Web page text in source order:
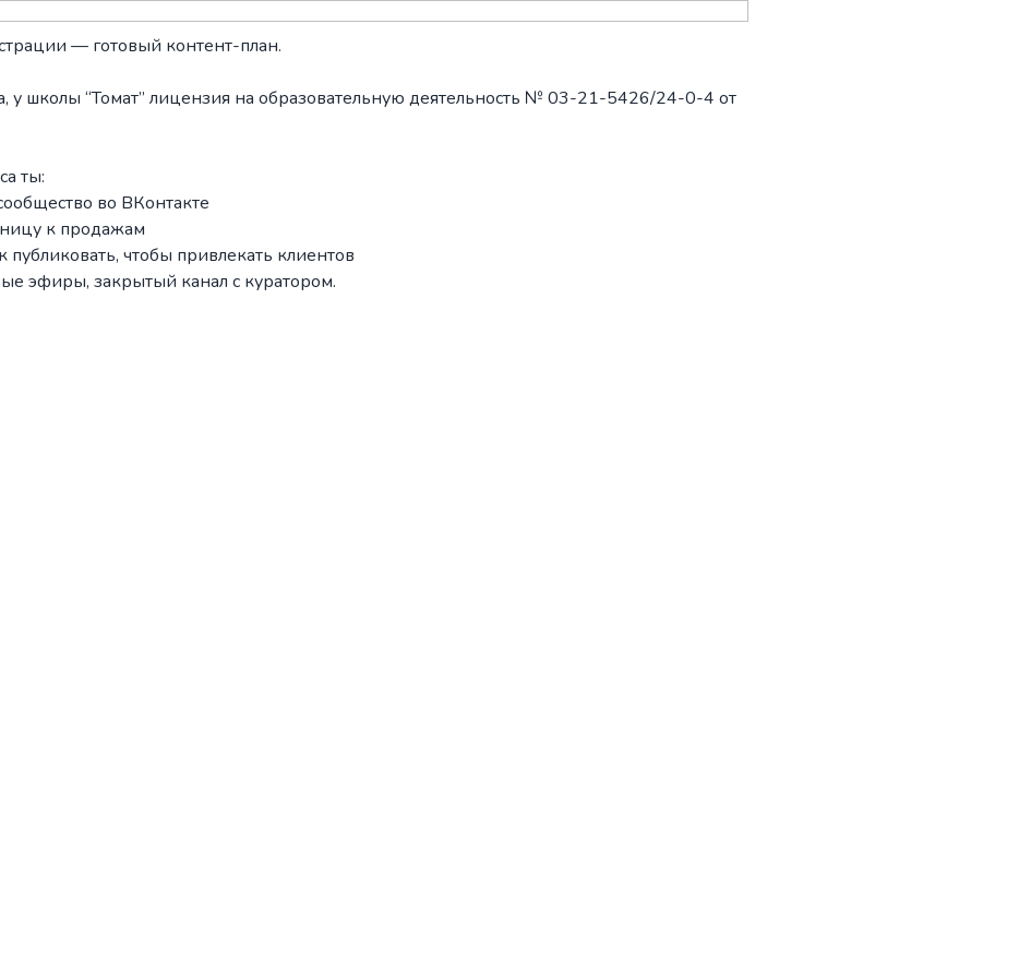
— готовый контент-план.
у школы “Томат” лицензия на образовательную деятельность № 03-21-5426/24-0-4 от
ты:
во ВКонтакте
к продажам
чтобы привлекать клиентов
эфиры, закрытый канал с куратором.